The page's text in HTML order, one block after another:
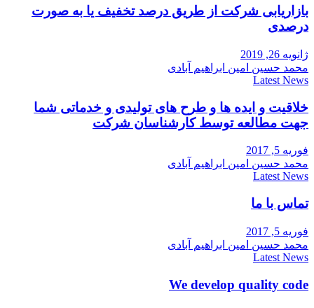
بازاریابی شرکت از طریق درصد تخفیف یا به صورت
درصدی
ژانویه 26, 2019
محمد حسین امین ابراهیم آبادی
Latest News
خلاقیت و ایده ها و طرح های تولیدی و خدماتی شما
جهت مطالعه توسط کارشناسان شرکت
فوریه 5, 2017
محمد حسین امین ابراهیم آبادی
Latest News
تماس با ما
فوریه 5, 2017
محمد حسین امین ابراهیم آبادی
Latest News
We develop quality code